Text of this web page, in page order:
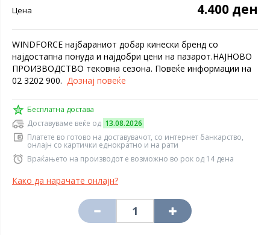
Цена 4.400 ден
WINDFORCE најбараниот добар кинески бренд со
најдостапна понуда и најдобри цени на пазарот.НАЈНОВО
ПРОИЗВОДСТВО тековна сезона. Повеќе информации на
02 3202 900. Дознај повеќе
Бесплатна достава
Доставуваме веќе од 13.08.2026
Платете во готово на доставувачот, со интернет банкарство,
онлајн со картички еднократно и на рати
Враќањето на производот е возможно во рок од 14 дена
Како да нарачате онлајн?